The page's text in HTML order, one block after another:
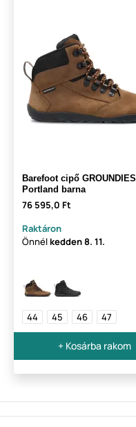
Barefoot cipő GROUNDIES
Portland barna
76 595,0 Ft
Raktáron
Önnélkedden8. 11.
44 45 46 47
+ Kosárba rakom